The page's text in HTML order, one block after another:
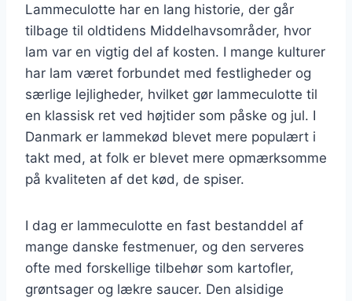
Lammeculotte har en lang historie, der går
tilbage til oldtidens Middelhavsområder, hvor
lam var en vigtig del af kosten. I mange kulturer
har lam været forbundet med festligheder og
særlige lejligheder, hvilket gør lammeculotte til
en klassisk ret ved højtider som påske og jul. I
Danmark er lammekød blevet mere populært i
takt med, at folk er blevet mere opmærksomme
på kvaliteten af det kød, de spiser.
I dag er lammeculotte en fast bestanddel af
mange danske festmenuer, og den serveres
ofte med forskellige tilbehør som kartofler,
grøntsager og lækre saucer. Den alsidige